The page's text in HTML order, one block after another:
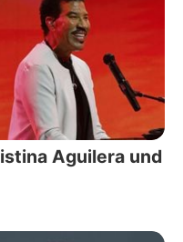
Aguilera und